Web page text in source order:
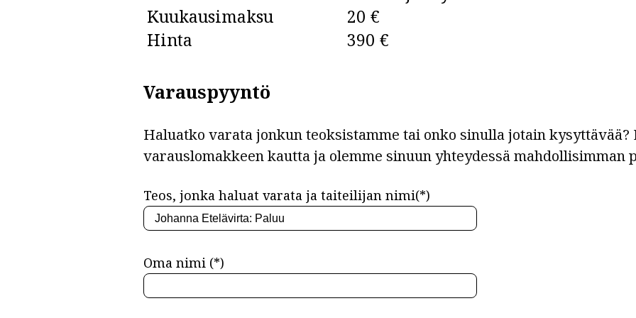
Kuukausimaksu
20 €
Hinta
390 €
Varauspyyntö
Haluatko varata jonkun teoksistamme tai onko sinulla jotain
varauslomakkeen kautta ja olemme sinuun yhteydessä mahdollisimman
Teos, jonka haluat varata ja taiteilijan nimi(*)
Oma nimi (*)